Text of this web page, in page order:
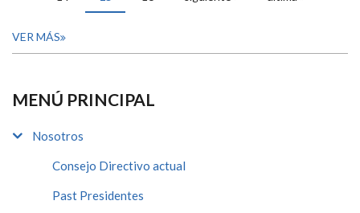
VER MÁS
MENÚ PRINCIPAL
Nosotros
Consejo Directivo actual
Past Presidentes